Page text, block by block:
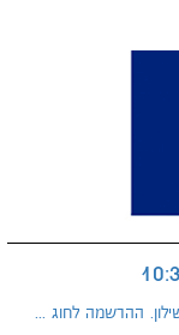
ההרשמה לחוג ...